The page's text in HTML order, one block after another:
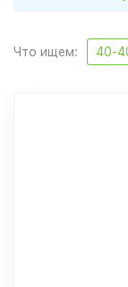
Что ищем: 40-